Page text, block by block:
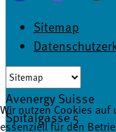
Sitemap
Avenergy Suisse
Spitalgasse 5
Wir nutzen Cookies
essenziell für den